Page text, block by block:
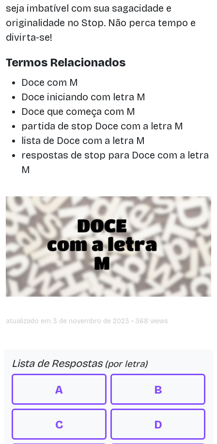
seja imbatível com sua sagacidade e
originalidade no Stop. Não perca tempo e
divirta-se!
Termos Relacionados
Doce com M
Doce iniciando com letra M
Doce que começa com M
partida de stop Doce com a letra M
lista de Doce com a letra M
respostas de stop para Doce com a letra
M
atualizado em 3 de novembro de 2023 • 368 views
Lista de Respostas (por letra)
A B
C D